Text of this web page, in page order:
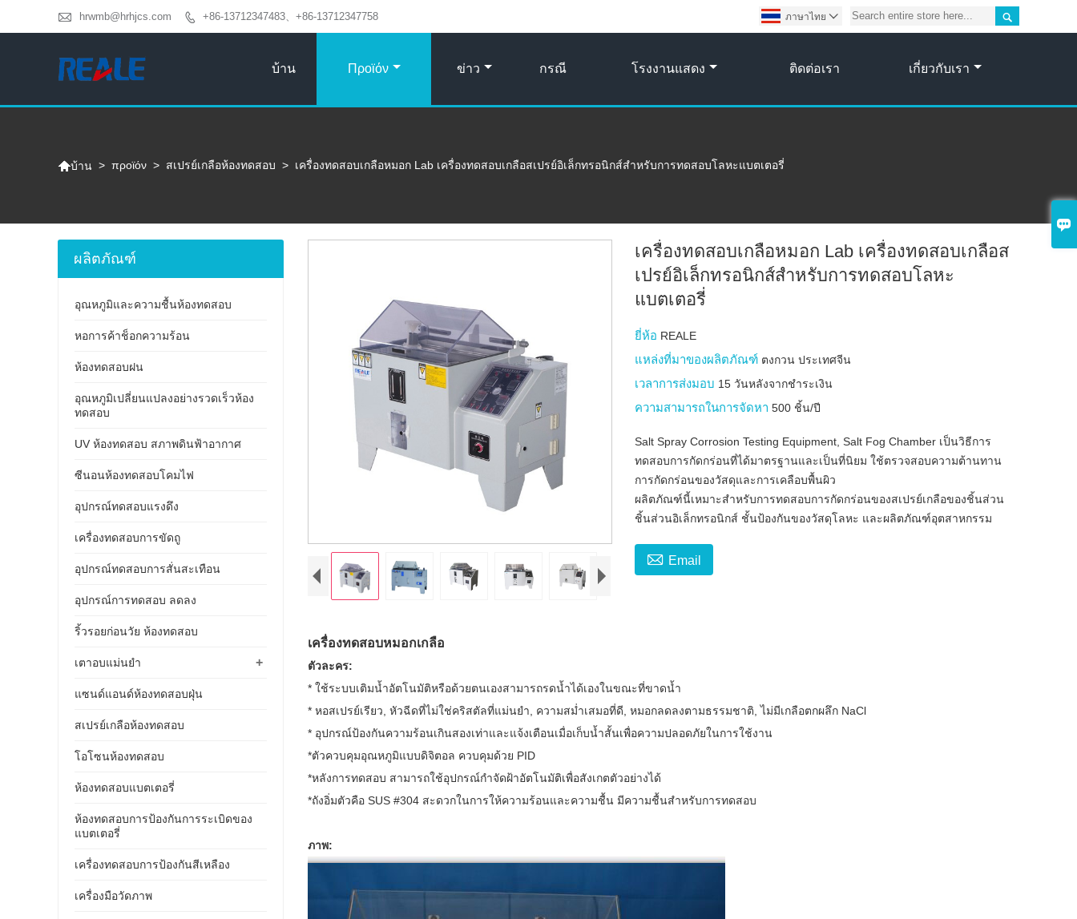

 hrwmb@hrhjcs.com  +86-13712347483、+86-13712347758 
ภาษาไทย 
บ้าน Προϊόν ข่าว กรณี โรงงานแสดง ติดต่อเรา เกี่ยวกับเรา
บ้าน > προϊόν > สเปรย์เกลือห้องทดสอบ > เครื่องทดสอบเกลือหมอก Lab เครื่องทดสอบเกลือสเปรย์อิเล็กทรอนิกส์สำหรับการทดสอบโลหะแบตเตอรี่
เครื่องทดสอบเกลือหมอก Lab เครื่องทดสอบเกลือส
เปรย์อิเล็กทรอนิกส์สำหรับการทดสอบโลหะ
แบตเตอรี่
ยี่ห้อ REALE
แหล่งที่มาของผลิตภัณฑ์ ตงกวน ประเทศจีน
เวลาการส่งมอบ 15 วันหลังจากชำระเงิน
ความสามารถในการจัดหา500 ชิ้น/ปี
Salt Spray Corrosion Testing Equipment, Salt Fog Chamber เป็นวิธีการ
ทดสอบการกัดกร่อนที่ได้มาตรฐานและเป็นที่นิยม ใช้ตรวจสอบความต้านทาน
การกัดกร่อนของวัสดุและการเคลือบพื้นผิว
ผลิตภัณฑ์นี้เหมาะสำหรับการทดสอบการกัดกร่อนของสเปรย์เกลือของชิ้นส่วน
ชิ้นส่วนอิเล็กทรอนิกส์ ชั้นป้องกันของวัสดุโลหะ และผลิตภัณฑ์อุตสาหกรรม
 Email
เครื่องทดสอบหมอกเกลือ
ตัวละคร:
* ใช้ระบบเติมน้ำอัตโนมัติหรือด้วยตนเองสามารถรดน้ำได้เองในขณะที่ขาดน้ำ
* หอสเปรย์เรียว, หัวฉีดที่ไม่ใช่คริสตัลที่แม่นยำ, ความสม่ำเสมอที่ดี, หมอกลดลงตามธรรมชาติ, ไม่มีเกลือตกผลึก NaCl
* อุปกรณ์ป้องกันความร้อนเกินสองเท่าและแจ้งเตือนเมื่อเก็บน้ำสั้นเพื่อความปลอดภัยในการใช้งาน
*ตัวควบคุมอุณหภูมิแบบดิจิตอล ควบคุมด้วย PID
*หลังการทดสอบ สามารถใช้อุปกรณ์กำจัดฝ้าอัตโนมัติเพื่อสังเกตตัวอย่างได้
*ถังอิ่มตัวคือ SUS #304 สะดวกในการให้ความร้อนและความชื้น มีความชื้นสำหรับการทดสอบ
ภาพ:
ผลิตภัณฑ์
อุณหภูมิและความชื้นห้องทดสอบ
หอการค้าช็อกความร้อน
ห้องทดสอบฝน
อุณหภูมิเปลี่ยนแปลงอย่างรวดเร็วห้อง
ทดสอบ
UV ห้องทดสอบ สภาพดินฟ้าอากาศ
ซีนอนห้องทดสอบโคมไฟ
อุปกรณ์ทดสอบแรงดึง
เครื่องทดสอบการขัดถู
อุปกรณ์ทดสอบการสั่นสะเทือน
อุปกรณ์การทดสอบ ลดลง
ริ้วรอยก่อนวัย ห้องทดสอบ
+
เตาอบแม่นยำ
แซนด์แอนด์ห้องทดสอบฝุ่น
สเปรย์เกลือห้องทดสอบ
โอโซนห้องทดสอบ
ห้องทดสอบแบตเตอรี่
ห้องทดสอบการป้องกันการระเบิดของ
แบตเตอรี่
เครื่องทดสอบการป้องกันสีเหลือง
เครื่องมือวัดภาพ